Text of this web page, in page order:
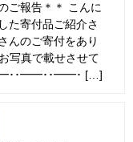
ご報告＊＊ こんに
た寄付品ご紹介さ
んのご寄付をあり
写真で載せさせて
･･━━･･━━･ […]